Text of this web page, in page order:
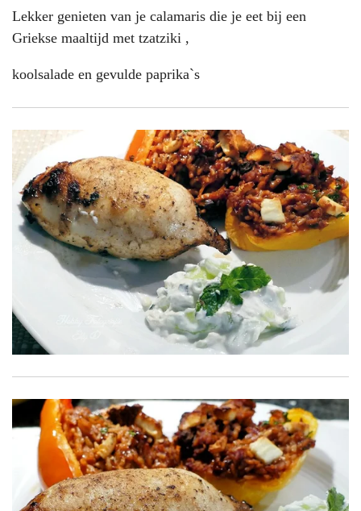
Lekker genieten van je calamaris die je eet bij een
Griekse maaltijd met tzatziki ,
koolsalade en gevulde paprika`s